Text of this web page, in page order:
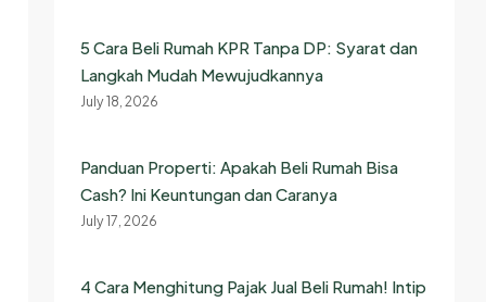
5 Cara Beli Rumah KPR Tanpa DP: Syarat dan
Langkah Mudah Mewujudkannya
July 18, 2026
Panduan Properti: Apakah Beli Rumah Bisa
Cash? Ini Keuntungan dan Caranya
July 17, 2026
4 Cara Menghitung Pajak Jual Beli Rumah! Intip